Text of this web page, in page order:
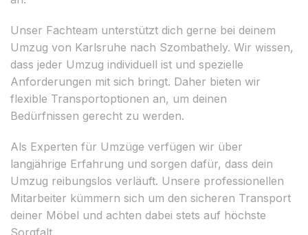
Unser Fachteam unterstützt dich gerne bei deinem
Umzug von Karlsruhe nach Szombathely. Wir wissen,
dass jeder Umzug individuell ist und spezielle
Anforderungen mit sich bringt. Daher bieten wir
flexible Transportoptionen an, um deinen
Bedürfnissen gerecht zu werden.
Als Experten für Umzüge verfügen wir über
langjährige Erfahrung und sorgen dafür, dass dein
Umzug reibungslos verläuft. Unsere professionellen
Mitarbeiter kümmern sich um den sicheren Transport
deiner Möbel und achten dabei stets auf höchste
Sorgfalt.